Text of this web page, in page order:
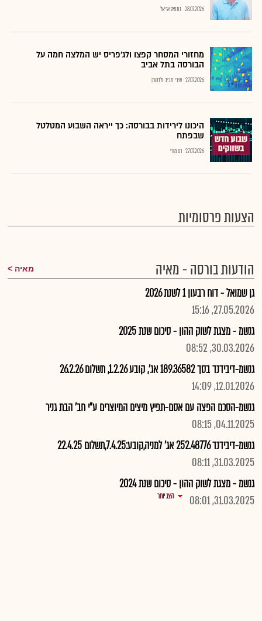
28.07.2026 נתנאל אריאל
מחזורי המסחר קפצו ולג'פריס יש המלצה חמה על
הבורסה בתל אביב
27.07.2026 שירי חביב-ולדהורן
היכונו לירידות בבורסה: כך ייראה השבוע המטלטל
שבפתח
27.07.2026 רם מורי
הצעות פרסומיות
הודעות בורסה - מאיה מאיה
גן שמואל - דוח רבעון 1 לשנת 2026
27.05.2026, 15:16
גנשמ - מצגת לשוק ההון - סיכום שנת 2025
30.03.2026, 08:52
גנשמ-דיבידנד בסך 189.36582 אג', קובע 1.2.26, תשלום 26.2.26
12.01.2026, 14:09
גנשמ-הסכם הפצה עם אסם-תפיץ מיצים המיוצרים ע"י חב' הבת גניר
04.11.2025, 08:15
גנשמ-דיבידנד 252.48776 אג' למניה,קובע:7.4.25,תשלום 22.4.25
31.03.2025, 08:11
גנשמ - מצגת לשוק ההון - סיכום שנת 2024
31.03.2025, 08:01
הצג יותר